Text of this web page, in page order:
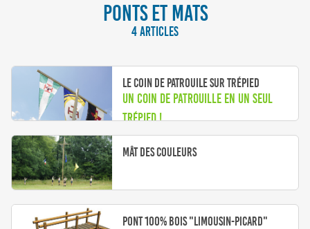
PONTS ET MATS
4 ARTICLES
Le coin de patrouile sur trépied
Un coin de patrouille en un seul
trépied !
Mât des couleurs
Pont 100% Bois "Limousin-Picard"